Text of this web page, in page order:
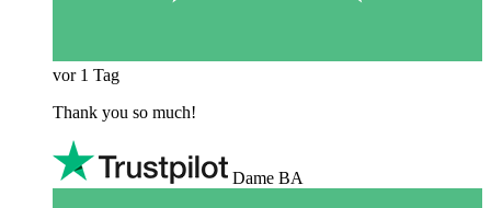
vor 1 Tag
Thank you so much!
Dame BA